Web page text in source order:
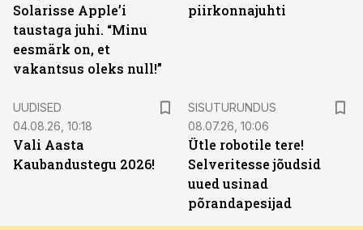
Solarisse Apple’i
taustaga juhi. “Minu
eesmärk on, et
vakantsus oleks null!”
piirkonnajuhti
UUDISED
04.08.26, 10:18
Vali Aasta
Kaubandustegu 2026!
SISUTURUNDUS
08.07.26, 10:06
Ütle robotile tere!
Selveritesse jõudsid
uued usinad
põrandapesijad